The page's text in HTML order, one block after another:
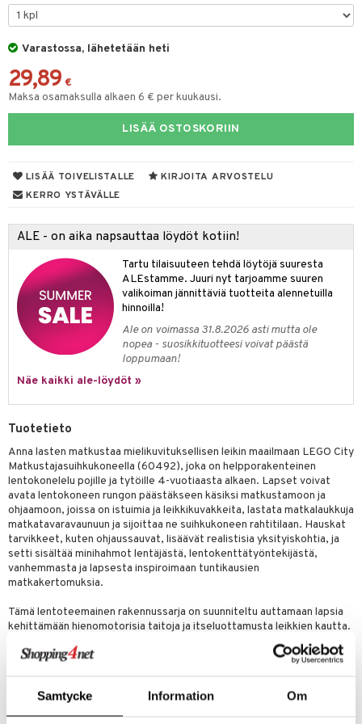
Samtycke Information Om
Varastossa, lähetetään heti
29,89 €
Maksa osamaksulla alkaen 6 € per kuukausi.
LISÄÄ OSTOSKORIIN
LISÄÄ TOIVELISTALLE
KIRJOITA ARVOSTELU
KERRO YSTÄVÄLLE
ALE - on aika napsauttaa löydöt kotiin!
Tartu tilaisuuteen tehdä löytöjä suuresta
ALEstamme. Juuri nyt tarjoamme suuren
valikoiman jännittäviä tuotteita alennetuilla
hinnoilla!
Ale on voimassa 31.8.2026 asti mutta ole
nopea - suosikkituotteesi voivat päästä
loppumaan!
Näe kaikki ale-löydöt »
Tuotetieto
Anna lasten matkustaa mielikuvituksellisen leikin maailmaan LEGO City
Matkustajasuihkukoneella (60492), joka on helpporakenteinen
lentokonelelu pojille ja tytöille 4-vuotiaasta alkaen. Lapset voivat
avata lentokoneen rungon päästäkseen käsiksi matkustamoon ja
ohjaamoon, joissa on istuimia ja leikkikuvakkeita, lastata matkalaukkuja
matkatavaravaunuun ja sijoittaa ne suihkukoneen rahtitilaan. Hauskat
tarvikkeet, kuten ohjaussauvat, lisäävät realistisia yksityiskohtia, ja
setti sisältää minihahmot lentäjästä, lentokenttätyöntekijästä,
vanhemmasta ja lapsesta inspiroimaan tuntikausien
matkakertomuksia.
Tämä lentoteemainen rakennussarja on suunniteltu auttamaan lapsia
kehittämään hienomotorisia taitoja ja itseluottamusta leikkien kautta.
Lentokonelelu on myös hauska lahjaidea lapsille, jotka rakastavat
lentokoneita ja matkustamista. Nuoret rakentajat saavat apua
kiertää mallia rakentamisen aikana. Tämä setti sisältää 118 osaa.
Minecraft
Ninjago
Speed Champions
Spidey
Born
Prinsessat
Dollhouse
Friends
Barn
Love
Tukholma
Laiva
Pitkätossu Huvikumpu
& Palikat
Prinsessat
Potter
Kitty
lelut
palaa
& vastauksia